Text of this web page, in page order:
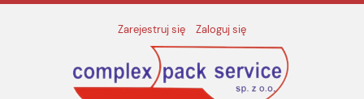
Zarejestruj się Zaloguj się